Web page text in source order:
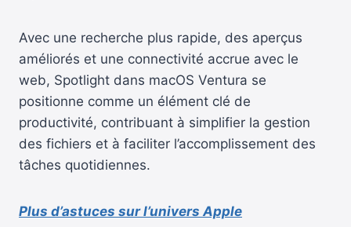
Avec une recherche plus rapide, des aperçus
améliorés et une connectivité accrue avec le
web, Spotlight dans macOS Ventura se
positionne comme un élément clé de
productivité, contribuant à simplifier la gestion
des fichiers et à faciliter l’accomplissement des
tâches quotidiennes.
Plus d’astuces sur l’univers Apple